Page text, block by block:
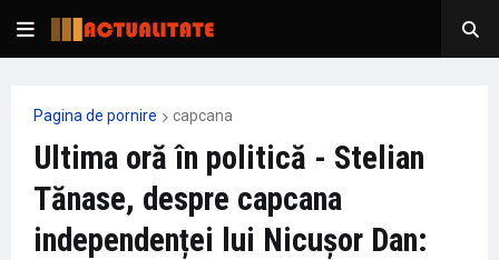
Pagina de pornire capcana
Ultima oră în politică - Stelian
Tănase, despre capcana
independenței lui Nicușor Dan: